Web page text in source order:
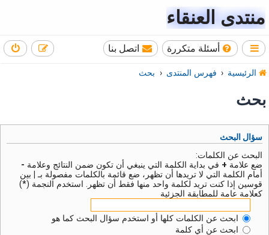
منتدى العنقاء
أسئلة متكررة اتصل بنا
الرئيسية فهرس المنتدى بحث
بحث
سؤال البحث
البحث عن الكلمات:
ضع علامة + في بداية الكلمة التي ينبغي أن تكون ضمن النتائج وعلامة -
أمام الكلمة التي لا تريدها أن تظهر، ضع قائمة بالكلمات مفصولة بـ
بين
قوسين إذا كنت تريد لكلمة واحد منها فقط أن تظهر. استخدم النجمة (*)
كعلامة عامة للمطابقة الجزئية
ابحث عن الكلمات كلها أو استخدم سؤال البحث كما هو
ابحث عن أي كلمة